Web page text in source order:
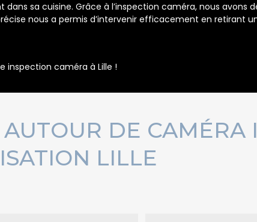
sa cuisine. Grâce à l’inspection caméra, nous avons
nous a permis d’intervenir efficacement en retirant
inspection caméra à Lille !
DE CAMÉRA
LILLE